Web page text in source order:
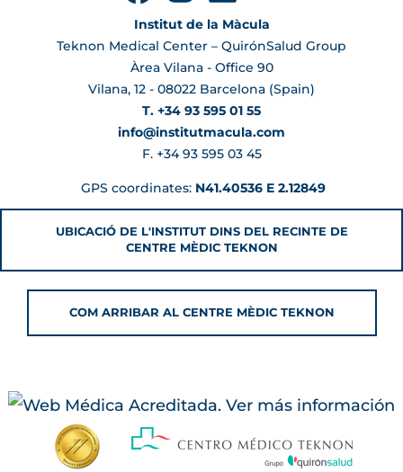
Institut de la Màcula
Teknon Medical Center – QuirónSalud Group
Àrea Vilana - Office 90
Vilana, 12 - 08022 Barcelona (Spain)
T. +34 93 595 01 55
info@institutmacula.com
F. +34 93 595 03 45
GPS coordinates: N41.40536 E 2.12849
UBICACIÓ DE L'INSTITUT DINS DEL RECINTE DE
CENTRE MÈDIC TEKNON
COM ARRIBAR AL CENTRE MÈDIC TEKNON